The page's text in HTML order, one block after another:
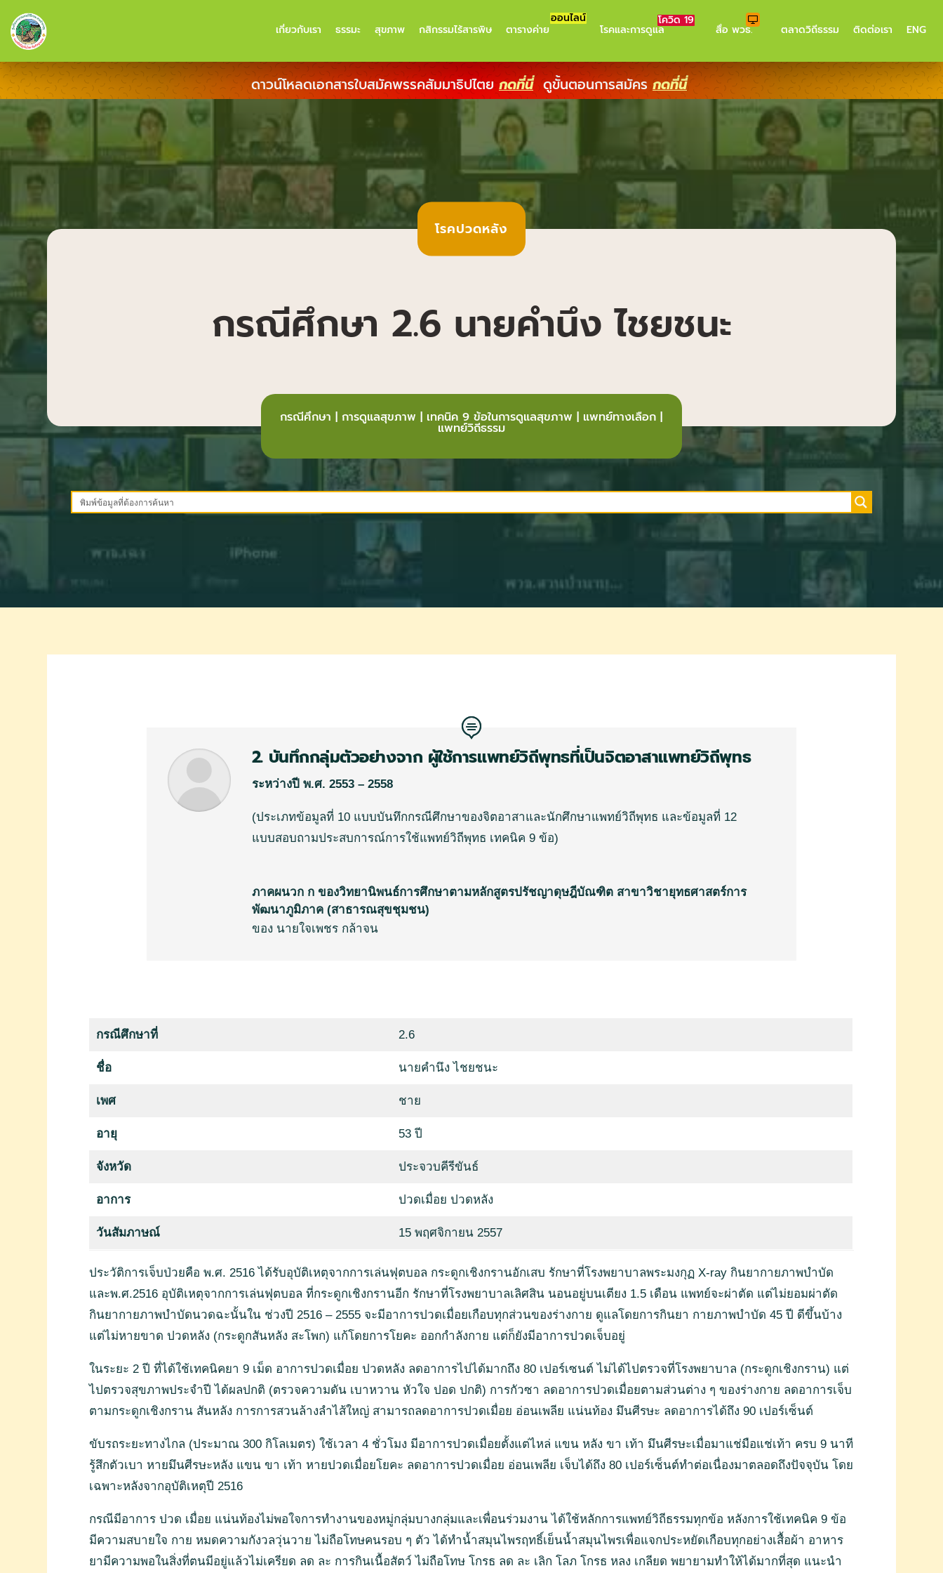
เกี่ยวกับเรา ธรรมะ สุขภาพ กสิกรรมไร้สารพิษ ตารางค่าย
ออนไลน์
โรคและการดูแล
โควิด 19
สื่อ พวธ. ตลาดวิถีธรรม ติดต่อเรา ENG
ดาวน์โหลดเอกสารใบสมัคพรรคสัมมาธิปไตยกดที่นี่ ดูขั้นตอนการสมัคร กดที่นี่
โรคปวดหลัง
กรณีศึกษา 2.6 นายคำนึง ไชยชนะ
กรณีศึกษา |การดูแลสุขภาพ | เทคนิค 9 ข้อในการดูแลสุขภาพ | แพทย์ทางเลือก |
แพทย์วิถีธรรม
2. บันทึกกลุ่มตัวอย่างจาก ผู้ใช้การแพทย์วิถีพุทธที่เป็นจิตอาสาแพทย์วิถีพุทธ
ระหว่างปี พ.ศ. 2553 – 2558
(ประเภทข้อมูลที่ 10 แบบบันทึกกรณีศึกษาของจิตอาสาและนักศึกษาแพทย์วิถีพุทธ และข้อมูลที่ 12
แบบสอบถามประสบการณ์การใช้แพทย์วิถีพุทธ เทคนิค 9 ข้อ)
ภาคผนวก ก ของวิทยานิพนธ์การศึกษาตามหลักสูตรปรัชญาดุษฎีบัณฑิต สาขาวิชายุทธศาสตร์การ
พัฒนาภูมิภาค (สาธารณสุขชุมชน)
ของ นายใจเพชร กล้าจน
กรณีศึกษาที่ 2.6
ชื่อ นายคำนึง ไชยชนะ
เพศ ชาย
อายุ 53 ปี
จังหวัด ประจวบคีรีขันธ์
อาการ ปวดเมื่อย ปวดหลัง
วันสัมภาษณ์ 15 พฤศจิกายน 2557
ประวัติการเจ็บป่วยคือ พ.ศ. 2516 ได้รับอุบัติเหตุจากการเล่นฟุตบอล กระดูกเชิงกรานอักเสบ รักษาที่โรงพยาบาลพระมงกุฏ X-ray กินยากายภาพบำบัด
และพ.ศ.2516 อุบัติเหตุจากการเล่นฟุตบอล ที่กระดูกเชิงกรานอีก รักษาที่โรงพยาบาลเลิศสิน นอนอยู่บนเตียง 1.5 เดือน แพทย์จะผ่าตัด แต่ไม่ยอมผ่าตัด
กินยากายภาพบำบัดนวดฉะนั้นใน ช่วงปี 2516 – 2555 จะมีอาการปวดเมื่อยเกือบทุกส่วนของร่างกาย ดูแลโดยการกินยา กายภาพบำบัด 45 ปี ดีขึ้นบ้าง
แต่ไม่หายขาด ปวดหลัง (กระดูกสันหลัง สะโพก) แก้โดยการโยคะ ออกกำลังกาย แต่ก็ยังมีอาการปวดเจ็บอยู่
ในระยะ 2 ปี ที่ได้ใช้เทคนิคยา 9 เม็ด อาการปวดเมื่อย ปวดหลัง ลดอาการไปได้มากถึง 80 เปอร์เซนต์ ไม่ได้ไปตรวจที่โรงพยาบาล (กระดูกเชิงกราน) แต่
ไปตรวจสุขภาพประจำปี ได้ผลปกติ (ตรวจความดัน เบาหวาน หัวใจ ปอด ปกติ) การกัวซา ลดอาการปวดเมื่อยตามส่วนต่าง ๆ ของร่างกาย ลดอาการเจ็บ
ตามกระดูกเชิงกราน สันหลัง การการสวนล้างลำไส้ใหญ่ สามารถลดอาการปวดเมื่อย อ่อนเพลีย แน่นท้อง มึนศีรษะ ลดอาการได้ถึง 90 เปอร์เซ็นต์
ขับรถระยะทางไกล (ประมาณ 300 กิโลเมตร) ใช้เวลา 4 ชั่วโมง มีอาการปวดเมื่อยตั้งแต่ไหล่ แขน หลัง ขา เท้า มึนศีรษะเมื่อมาแช่มือแช่เท้า ครบ 9 นาที
รู้สึกตัวเบา หายมึนศีรษะหลัง แขน ขา เท้า หายปวดเมื่อยโยคะ ลดอาการปวดเมื่อย อ่อนเพลีย เจ็บได้ถึง 80 เปอร์เซ็นต์ทำต่อเนื่องมาตลอดถึงปัจจุบัน โดย
เฉพาะหลังจากอุบัติเหตุปี 2516
กรณีมีอาการ ปวด เมื่อย แน่นท้องไม่พอใจการทำงานของหมู่กลุ่มบางกลุ่มและเพื่อนร่วมงาน ได้ใช้หลักการแพทย์วิถีธรรมทุกข้อ หลังการใช้เทคนิค 9 ข้อ
มีความสบายใจ กาย หมดความกังวลวุ่นวาย ไม่ถือโทษคนรอบ ๆ ตัว ได้ทำน้ำสมุนไพรฤทธิ์เย็นน้ำสมุนไพรเพื่อแจกประหยัดเกือบทุกอย่างเสื้อผ้า อาหาร
ยามีความพอในสิ่งที่ตนมีอยู่แล้วไม่เครียด ลด ละ การกินเนื้อสัตว์ ไม่ถือโทษ โกรธ ลด ละ เลิก โลภ โกรธ หลง เกลียด พยายามทำให้ได้มากที่สุด แนะนำ